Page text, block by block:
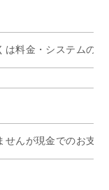
は料金・システムの
んが現金でのお支